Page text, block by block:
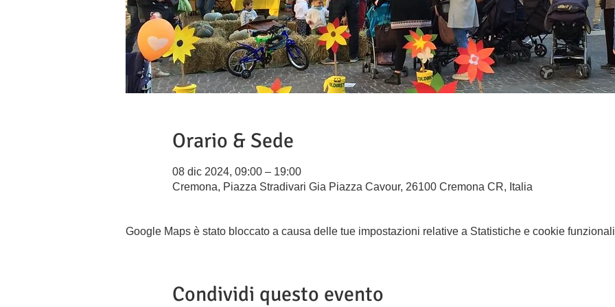
Orario & Sede
08 dic 2024, 09:00 – 19:00
Cremona, Piazza Stradivari Gia Piazza Cavour, 26100 Cremona CR, Italia
Google Maps è stato bloccato a causa delle tue impostazioni relative a Statistiche e cookie
Condividi questo evento